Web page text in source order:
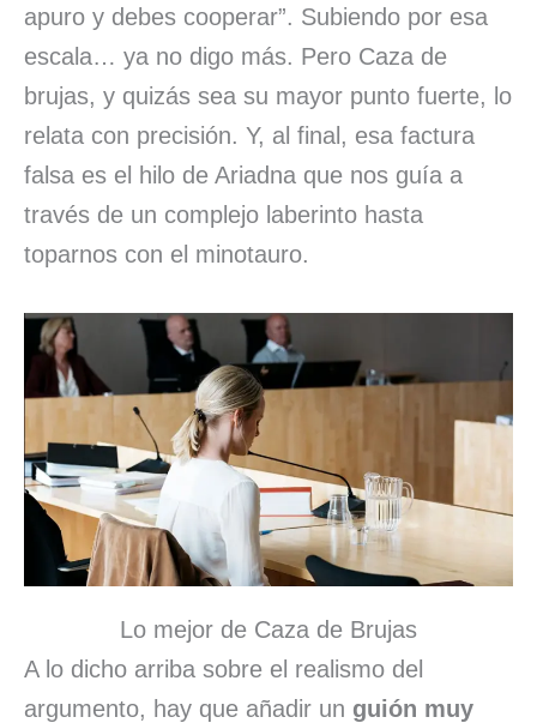
apuro y debes cooperar”. Subiendo por esa
escala… ya no digo más. Pero Caza de
brujas, y quizás sea su mayor punto fuerte, lo
relata con precisión. Y, al final, esa factura
falsa es el hilo de Ariadna que nos guía a
través de un complejo laberinto hasta
toparnos con el minotauro.
Lo mejor de Caza de Brujas
A lo dicho arriba sobre el realismo del
argumento, hay que añadir un guión muy